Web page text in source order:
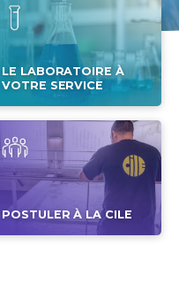
LE LABORATOIRE À
VOTRE SERVICE
POSTULER À LA CILE